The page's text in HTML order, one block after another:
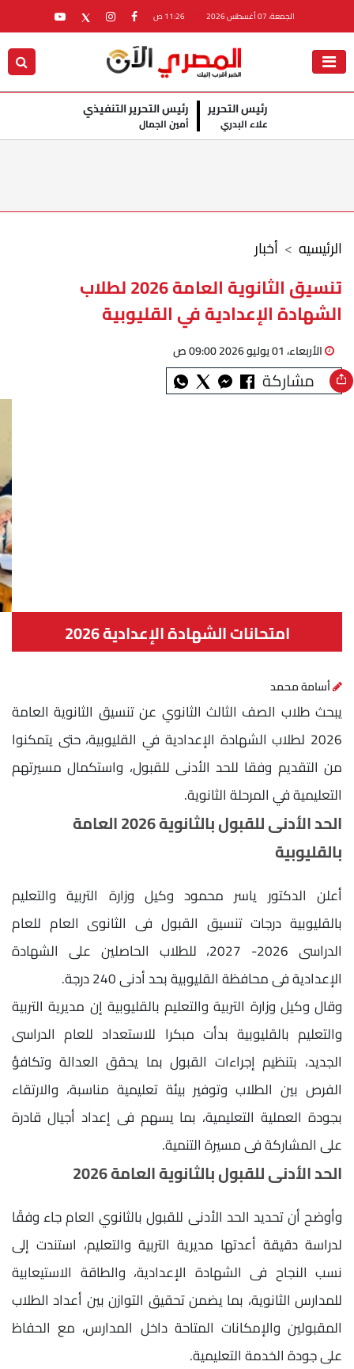
الجمعة، 07 أغسطس 2026
رئيس التحرير
علاء البدري
رئيس التحرير التنفيذي
أمين الجمال
أخبار الرئيسيه
تنسيق الثانوية العامة 2026 لطلاب
الشهادة الإعدادية في القليوبية
الأربعاء، 01 يوليو 2026 09:00 ص
مشاركة
امتحانات الشهادة الإعدادية 2026
أسامة محمد
يبحث طلاب الصف الثالث الثانوي عن تنسيق الثانوية العامة
2026 لطلاب الشهادة الإعدادية في القليوبية، حتى يتمكنوا
من التقديم وفقا للحد الأدنى للقبول، واستكمال مسيرتهم
التعليمية في المرحلة الثانوية.
الحد الأدنى للقبول بالثانوية 2026 العامة
بالقليوبية
أعلن الدكتور ياسر محمود وكيل وزارة التربية والتعليم
بالقليوبية درجات تنسيق القبول فى الثانوى العام للعام
الدراسى 2026- 2027، للطلاب الحاصلين على الشهادة
الإعدادية فى محافظة القليوبية بحد أدنى 240 درجة.
وقال وكيل وزارة التربية والتعليم بالقليوبية إن مديرية التربية
والتعليم بالقليوبية بدأت مبكرا للاستعداد للعام الدراسى
الجديد، بتنظيم إجراءات القبول بما يحقق العدالة وتكافؤ
الفرص بين الطلاب وتوفير بيئة تعليمية مناسبة، والارتقاء
بجودة العملية التعليمية، بما يسهم فى إعداد أجيال قادرة
على المشاركة فى مسيرة التنمية.
الحد الأدنى للقبول بالثانوية العامة 2026
وأوضح أن تحديد الحد الأدنى للقبول بالثانوي العام جاء وفقًا
لدراسة دقيقة أعدتها مديرية التربية والتعليم، استندت إلى
نسب النجاح فى الشهادة الإعدادية، والطاقة الاستيعابية
للمدارس الثانوية، بما يضمن تحقيق التوازن بين أعداد الطلاب
المقبولين والإمكانات المتاحة داخل المدارس، مع الحفاظ
على جودة الخدمة التعليمية.